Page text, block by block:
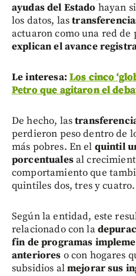
ayudas del Estado hayan
los datos, las
actuaron como una red de
explican el avance
Le interesa: Los cinco
Petro que agitaron el
De hecho, las
perdieron peso dentro de
más pobres. En el quintil
porcentualesal
comportamiento que
quintiles dos, tres y cuatro.
Según la entidad, este
relacionado con la
fin de programas
anteriores o con hogares
subsidios almejorar sus